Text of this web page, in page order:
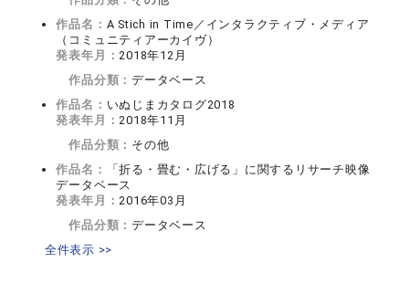
作品名： A Stich in Time／インタラクティブ・メディア
（コミュニティアーカイヴ）
発表年月：2018年12月
作品分類：データベース
作品名： いぬじまカタログ2018
発表年月：2018年11月
作品分類： その他
作品名：
「折る・畳む・広げる」に関するリサーチ映像
データベース
発表年月：2016年03月
作品分類：データベース
全件表示 >>